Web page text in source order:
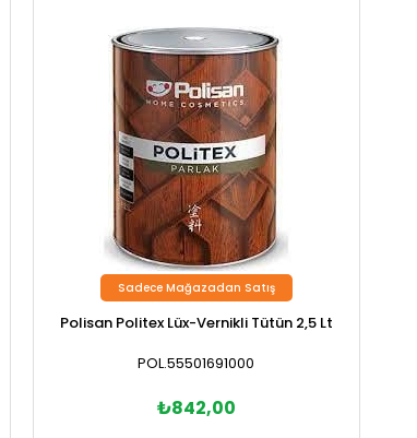
Polisan Politex Lüx-Vernikli Tütün 2,5 Lt
POL.55501691000
₺842,00
Sadece Mağazadan Satış